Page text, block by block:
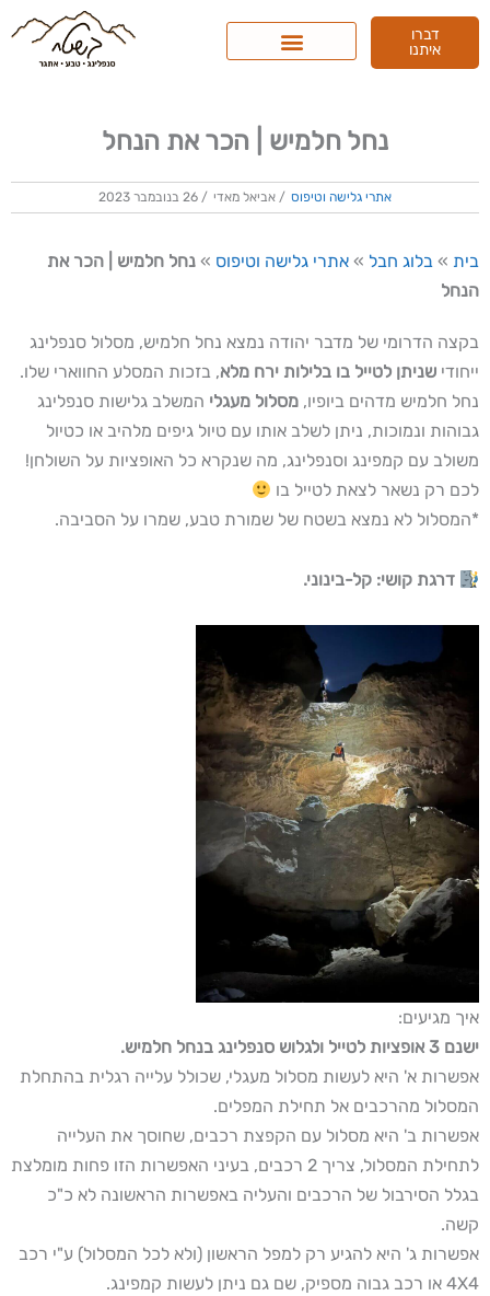
דילוג
דברו
איתנו
נחל חלמיש | הכר את הנחל
אתרי גלישה וטיפוס / אביאל מאדי / 26 בנובמבר 2023
בית » בלוג חבל » אתרי גלישה וטיפוס » נחל חלמיש | הכר את
הנחל
בקצה הדרומי של מדבר יהודה נמצא נחל חלמיש, מסלול סנפלינג
ייחודי שניתן לטייל בו בלילות ירח מלא, בזכות המסלע החווארי שלו.
נחל חלמיש מדהים ביופיו, מסלול מעגלי המשלב גלישות סנפלינג
גבוהות ונמוכות, ניתן לשלב אותו עם טיול גיפים מלהיב או כטיול
משולב עם קמפינג וסנפלינג, מה שנקרא כל האופציות על השולחן!
לכם רק נשאר לצאת לטייל בו
*המסלול לא נמצא בשטח של שמורת טבע, שמרו על הסביבה.
דרגת קושי: קל-בינוני.
איך מגיעים:
ישנם 3 אופציות לטייל ולגלוש סנפלינג בנחל חלמיש.
אפשרות א' היא לעשות מסלול מעגלי, שכולל עלייה רגלית בהתחלת
המסלול מהרכבים אל תחילת המפלים.
אפשרות ב' היא מסלול עם הקפצת רכבים, שחוסך את העלייה
לתחילת המסלול, צריך 2 רכבים, בעיני האפשרות הזו פחות מומלצת
בגלל הסירבול של הרכבים והעליה באפשרות הראשונה לא כ"כ
קשה.
אפשרות ג' היא להגיע רק למפל הראשון (ולא לכל המסלול) ע"י רכב
4X4 או רכב גבוה מספיק, שם גם ניתן לעשות קמפינג.